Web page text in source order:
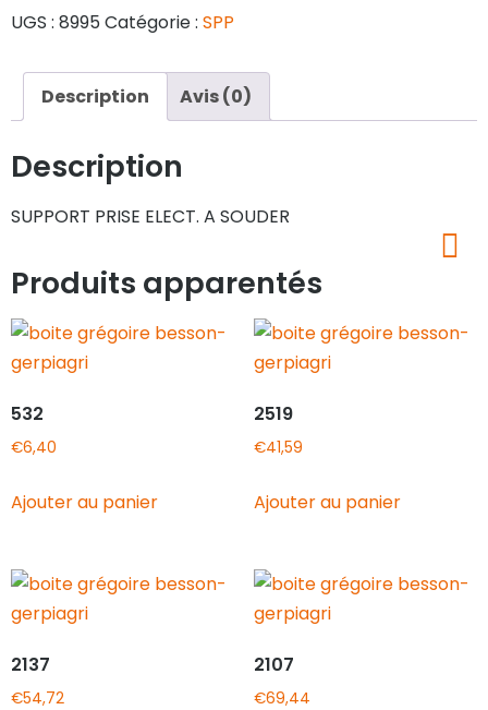
UGS : 8995 Catégorie : SPP
Description Avis (0)
Description
SUPPORT PRISE ELECT. A SOUDER
Produits apparentés
532
€6,40
Ajouter au panier
2519
€41,59
Ajouter au panier
2137
€54,72
2107
€69,44